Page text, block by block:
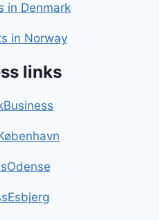
in Denmark
in Norway
links